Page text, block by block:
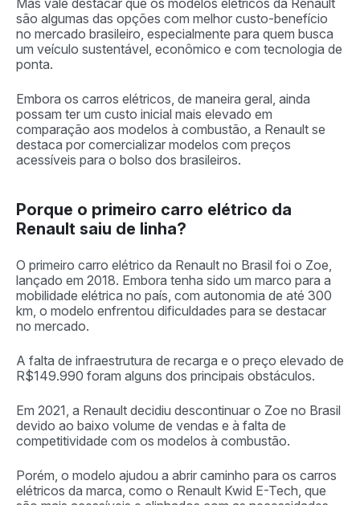
são algumas das opções com melhor custo-benefício
no mercado brasileiro, especialmente para quem busca
um veículo sustentável, econômico e com tecnologia de
ponta.
Embora os carros elétricos, de maneira geral, ainda
possam ter um custo inicial mais elevado em
comparação aos modelos à combustão, a Renault se
destaca por comercializar modelos com preços
acessíveis para o bolso dos brasileiros.
Porque o primeiro carro elétrico da
Renault saiu de linha?
O primeiro carro elétrico da Renault no Brasil foi o Zoe,
lançado em 2018. Embora tenha sido um marco para a
mobilidade elétrica no país, com autonomia de até 300
km, o modelo enfrentou dificuldades para se destacar
no mercado.
A falta de infraestrutura de recarga e o preço elevado de
R$149.990 foram alguns dos principais obstáculos.
Em 2021, a Renault decidiu descontinuar o Zoe no Brasil
devido ao baixo volume de vendas e à falta de
competitividade com os modelos à combustão.
Porém, o modelo ajudou a abrir caminho para os carros
elétricos da marca, como o Renault Kwid E-Tech, que